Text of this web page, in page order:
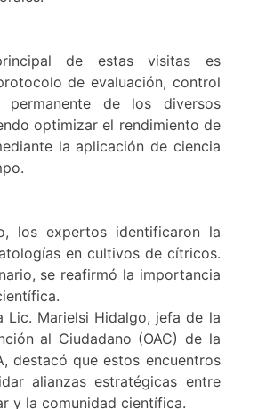
de estas visitas es
de evaluación, control
permanente de los diversos
optimizar el rendimiento de
la aplicación de ciencia
los expertos identificaron la
en cultivos de cítricos.
se reafirmó la importancia
Lic. Marielsi Hidalgo, jefa de la
al Ciudadano (OAC) de la
destacó que estos encuentros
alianzas estratégicas entre
y la comunidad científica.